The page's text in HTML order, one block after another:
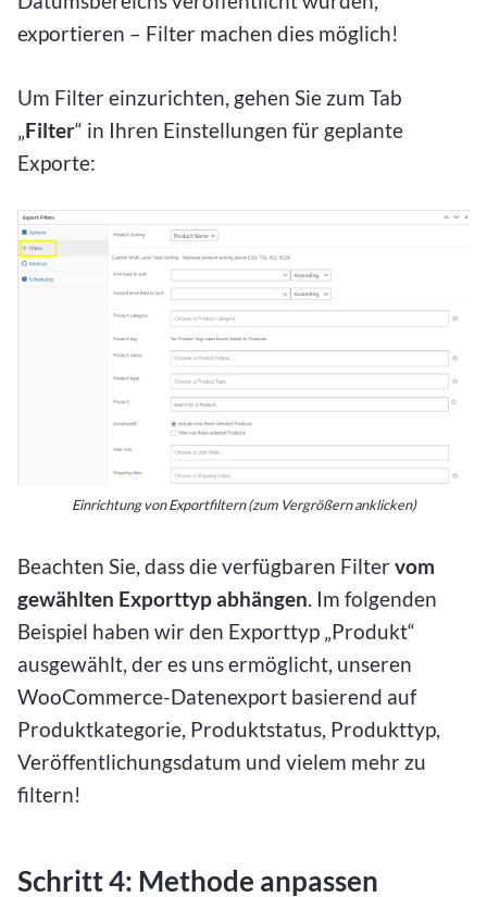
exportieren – Filter machen dies möglich!
Um Filter einzurichten, gehen Sie zum Tab
„Filter“ in Ihren Einstellungen für geplante
Exporte:
Einrichtung von Exportfiltern (zum Vergrößern anklicken)
Beachten Sie, dass die verfügbaren Filtervom
gewählten Exporttyp abhängen. Im folgenden
Beispiel haben wir den Exporttyp „Produkt“
ausgewählt, der es uns ermöglicht, unseren
WooCommerce-Datenexport basierend auf
Produktkategorie, Produktstatus, Produkttyp,
Veröffentlichungsdatum und vielem mehr zu
filtern!
Schritt 4: Methode anpassen